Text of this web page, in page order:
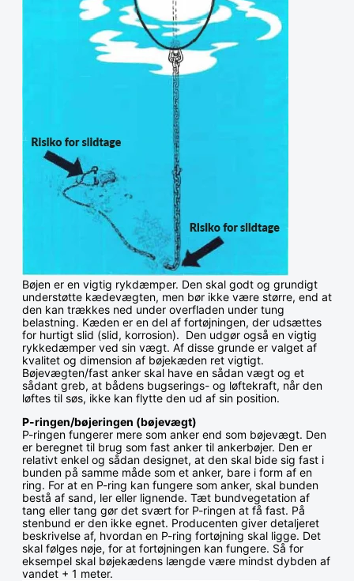
Bøjen er en vigtig rykdæmper. Den skal godt og grundigt
understøtte kædevægten, men bør ikke være større, end at
den kan trækkes ned under overfladen under tung
belastning. Kæden er en del af fortøjningen, der udsættes
for hurtigt slid (slid, korrosion). Den udgør også en vigtig
rykkedæmper ved sin vægt. Af disse grunde er valget af
kvalitet og dimension af bøjekæden ret vigtigt.
Bøjevægten/fast anker skal have en sådan vægt og et
sådant greb, at bådens bugserings- og løftekraft, når den
løftes til søs, ikke kan flytte den ud af sin position.
P-ringen/bøjeringen (bøjevægt)
P-ringen fungerer mere som anker end som bøjevægt. Den
er beregnet til brug som fast anker til ankerbøjer. Den er
relativt enkel og sådan designet, at den skal bide sig fast i
bunden på samme måde som et anker, bare i form af en
ring. For at en P-ring kan fungere som anker, skal bunden
bestå af sand, ler eller lignende. Tæt bundvegetation af
tang eller tang gør det svært for P-ringen at få fast. På
stenbund er den ikke egnet. Producenten giver detaljeret
beskrivelse af, hvordan en P-ring fortøjning skal ligge. Det
skal følges nøje, for at fortøjningen kan fungere. Så for
eksempel skal bøjekædens længde være mindst dybden af
vandet + 1 meter.